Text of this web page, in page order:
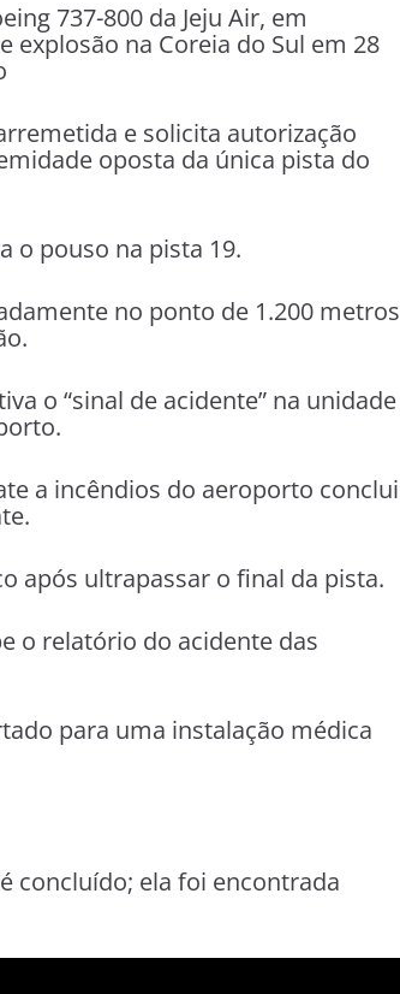
737-800 da Jeju Air, em
explosão na Coreia do Sul em 28
e solicita autorização
oposta da única pista do
o pouso na pista 19.
no ponto de 1.200 metros
o “sinal de acidente” na unidade
a incêndios do aeroporto conclui
após ultrapassar o final da pista.
o relatório do acidente das
para uma instalação médica
concluído; ela foi encontrada